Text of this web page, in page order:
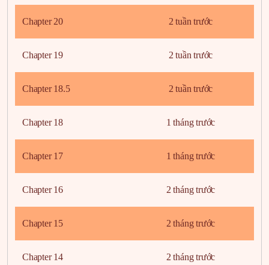
Chapter 20 2 tuần trước
Chapter 19 2 tuần trước
Chapter 18.5 2 tuần trước
Chapter 18 1 tháng trước
Chapter 17 1 tháng trước
Chapter 16 2 tháng trước
Chapter 15 2 tháng trước
Chapter 14 2 tháng trước